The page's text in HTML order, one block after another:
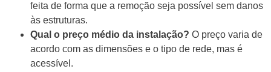
feita de forma que a remoção seja possível sem danos
às estruturas.
Qual o preço médio da instalação? O preço varia de
acordo com as dimensões e o tipo de rede, mas é
acessível.